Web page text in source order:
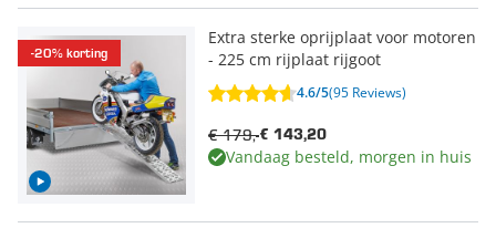
-20% korting
Extra sterke oprijplaat voor motoren
- 225 cm rijplaat rijgoot
4.6/5(95 Reviews)
€ 143,20
€ 179,-
Vandaag besteld, morgen in huis